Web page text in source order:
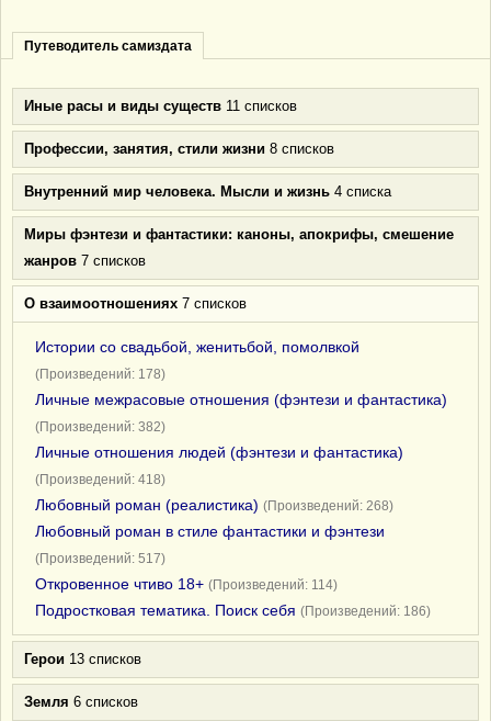
Путеводитель самиздата
Иные расы и виды существ 11 списков
Профессии, занятия, стили жизни 8 списков
Внутренний мир человека. Мысли и жизнь 4 списка
Миры фэнтези и фантастики: каноны, апокрифы, смешение
жанров 7 списков
О взаимоотношениях 7 списков
Истории со свадьбой, женитьбой, помолвкой
(Произведений: 178)
Личные межрасовые отношения (фэнтези и фантастика)
(Произведений: 382)
Личные отношения людей (фэнтези и фантастика)
(Произведений: 418)
Любовный роман (реалистика) (Произведений: 268)
Любовный роман в стиле фантастики и фэнтези
(Произведений: 517)
Откровенное чтиво 18+ (Произведений: 114)
Подростковая тематика. Поиск себя (Произведений: 186)
Герои 13 списков
Земля 6 списков